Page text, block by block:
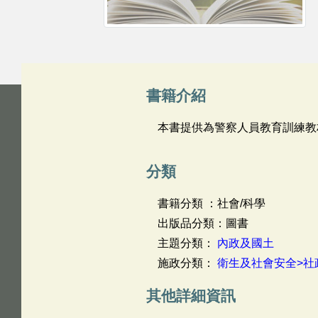
書籍介紹
本書提供為警察人員教育訓練
分類
書籍分類 ：社會/科學
出版品分類：圖書
主題分類： 內政及國土
施政分類： 衛生及社會安全>社
其他詳細資訊